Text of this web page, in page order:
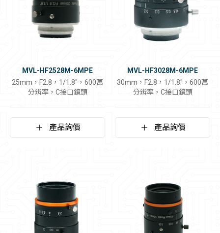
MVL-HF2528M-6MPE
25mm，F2.8，1/1.8"，600萬
分辨率，C接口鏡頭
產品詢價
MVL-HF3028M-6MPE
30mm，F2.8，1/1.8"，600萬
分辨率，C接口鏡頭
產品詢價